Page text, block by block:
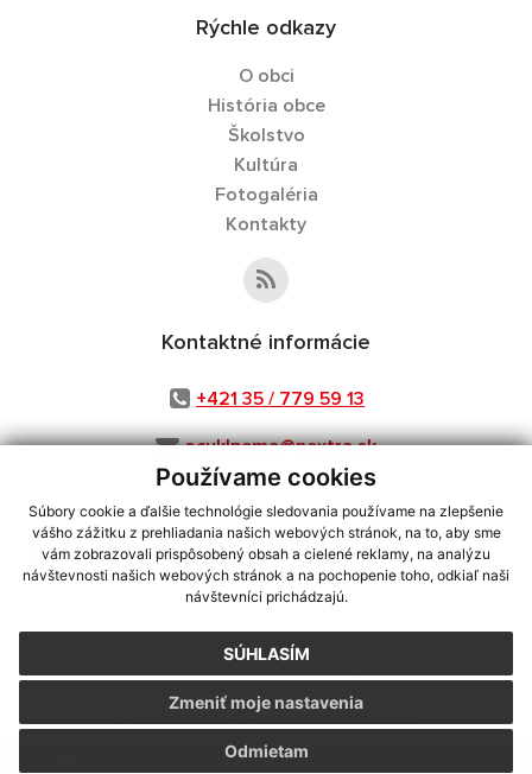
Používame cookies
Súbory cookie a ďalšie technológie sledovania používame na zlepšenie
vášho zážitku z prehliadania našich webových stránok, na to, aby sme
vám zobrazovali prispôsobený obsah a cielené reklamy, na analýzu
návštevnosti našich webových stránok a na pochopenie toho, odkiaľ naši
návštevníci prichádzajú.
SÚHLASÍM
Odmietam
Zmeniť moje nastavenia
Rýchle odkazy
O obci
História obce
Školstvo
Kultúra
Fotogaléria
Kontakty
Kontaktné informácie
+421 35 / 779 59 13
ocuklnema@nextra.sk
využite možnosť získavania aktuálnych informácií s využitím RSS
CMS systém (redakčný) systém ECHELON 2,Mapa stránok,web portál
webex.digital, s.r.o.,domény,registrácia domény
Posledná aktualizácia:31.07.2026
Vytlačiť stránku|Vyhlásenie o prístupnosti